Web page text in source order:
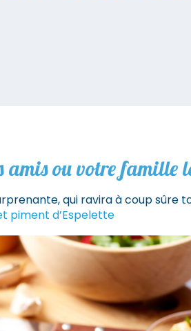
amis ou votre famille
qui ravira à coup sûre
piment d’Espelette